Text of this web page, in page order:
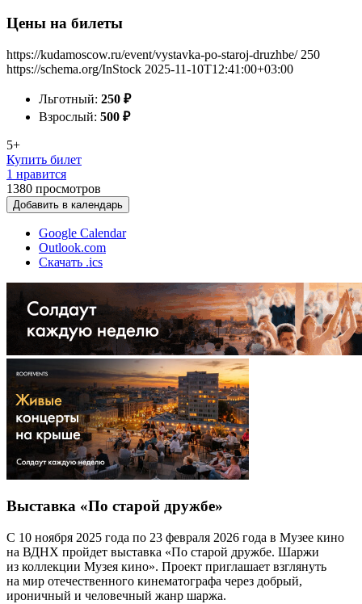
Цены на билеты
https://kudamoscow.ru/event/vystavka-po-staroj-druzhbe/ 250
https://schema.org/InStock 2025-11-10T12:41:00+03:00
Льготный: 250 ₽
Взрослый: 500 ₽
5+
Купить билет
1 нравится
1380 просмотров
Добавить в календарь
Google Calendar
Outlook.com
Скачать .ics
Выставка «По старой дружбе»
С 10 ноября 2025 года по 23 февраля 2026 года в Музее кино
на ВДНХ пройдет выставка «По старой дружбе. Шаржи
из коллекции Музея кино». Проект приглашает взглянуть
на мир отечественного кинематографа через добрый,
ироничный и человечный жанр шаржа.